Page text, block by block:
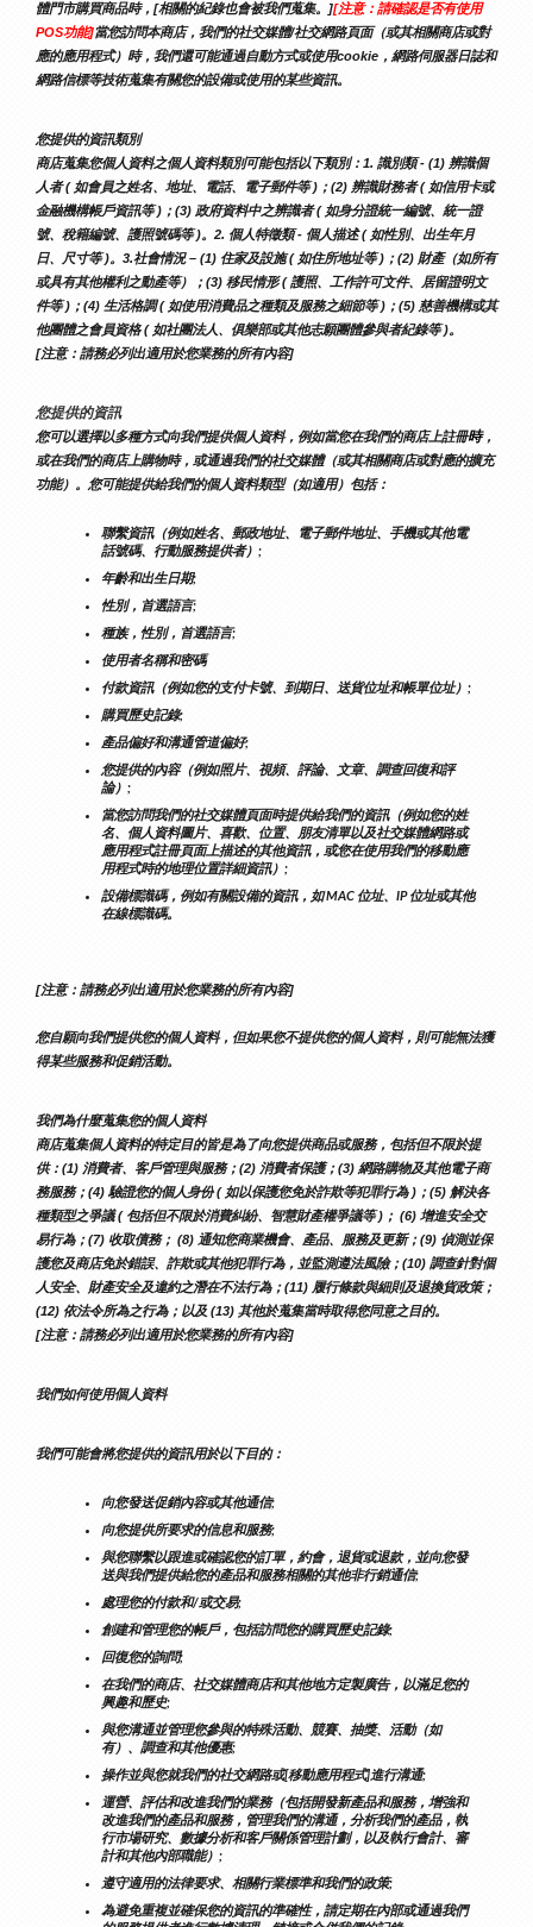
體門市購買商品時，[相關的紀錄也會被我們蒐集。][注意：請確認是否有使用
POS功能]當您訪問本商店，我們的社交媒體/社交網路頁面（或其相關商店或對
應的應用程式）時，我們還可能通過自動方式或使用cookie，網路伺服器日誌和
網路信標等技術蒐集有關您的設備或使用的某些資訊。
您提供的資訊類別
商店蒐集您個人資料之個人資料類別可能包括以下類別：1. 識別類 - (1) 辨識個
人者 ( 如會員之姓名、地址、電話、電子郵件等 )；(2) 辨識財務者 ( 如信用卡或
金融機構帳戶資訊等 )；(3) 政府資料中之辨識者 ( 如身分證統一編號、統一證
號、稅籍編號、護照號碼等 )。2. 個人特徵類 - 個人描述 ( 如性別、出生年月
日、尺寸等 )。3.社會情況 – (1) 住家及設施 ( 如住所地址等 )；(2) 財產（如所有
或具有其他權利之動產等）；(3) 移民情形 ( 護照、工作許可文件、居留證明文
件等 )；(4) 生活格調 ( 如使用消費品之種類及服務之細節等 )；(5) 慈善機構或其
他團體之會員資格 ( 如社團法人、俱樂部或其他志願團體參與者紀錄等 )。
[注意：請務必列出適用於您業務的所有內容]
您提供的資訊
您可以選擇以多種方式向我們提供個人資料，例如當您在我們的商店上註冊時，
或在我們的商店上購物時，或通過我們的社交媒體（或其相關商店或對應的擴充
功能）。您可能提供給我們的個人資料類型（如適用）包括：
聯繫資訊（例如姓名、郵政地址、電子郵件地址、手機或其他電
話號碼、行動服務提供者）;
年齡和出生日期;
性別，首選語言;
種族，性別，首選語言;
使用者名稱和密碼
付款資訊（例如您的支付卡號、到期日、送貨位址和帳單位址）;
購買歷史記錄;
產品偏好和溝通管道偏好;
您提供的內容（例如照片、視頻、評論、文章、調查回復和評
論）;
當您訪問我們的社交媒體頁面時提供給我們的資訊（例如您的姓
名、個人資料圖片、喜歡、位置、朋友清單以及社交媒體網路或
應用程式註冊頁面上描述的其他資訊，或您在使用我們的移動應
用程式時的地理位置詳細資訊）;
設備標識碼，例如有關設備的資訊，如 MAC 位址、IP 位址或其他
在線標識碼。
[注意：請務必列出適用於您業務的所有內容]
您自願向我們提供您的個人資料，但如果您不提供您的個人資料，則可能無法獲
得某些服務和促銷活動。
我們為什麼蒐集您的個人資料
商店蒐集個人資料的特定目的皆是為了向您提供商品或服務，包括但不限於提
供：(1) 消費者、客戶管理與服務；(2) 消費者保護；(3) 網路購物及其他電子商
務服務；(4) 驗證您的個人身份 ( 如以保護您免於詐欺等犯罪行為 )；(5) 解決各
種類型之爭議 ( 包括但不限於消費糾紛、智慧財產權爭議等 )； (6) 增進安全交
易行為；(7) 收取債務； (8) 通知您商業機會、產品、服務及更新；(9) 偵測並保
護您及商店免於錯誤、詐欺或其他犯罪行為，並監測遵法風險；(10) 調查針對個
人安全、財產安全及違約之潛在不法行為；(11) 履行條款與細則及退換貨政策；
(12) 依法令所為之行為；以及 (13) 其他於蒐集當時取得您同意之目的。
[注意：請務必列出適用於您業務的所有內容]
我們如何使用個人資料
我們可能會將您提供的資訊用於以下目的：
向您發送促銷內容或其他通信;
向您提供所要求的信息和服務;
與您聯繫以跟進或確認您的訂單，約會，退貨或退款，並向您發
送與我們提供給您的產品和服務相關的其他非行銷通信;
處理您的付款和/或交易;
創建和管理您的帳戶，包括訪問您的購買歷史記錄;
回復您的詢問;
在我們的商店、社交媒體商店和其他地方定製廣告，以滿足您的
興趣和歷史;
與您溝通並管理您參與的特殊活動、競賽、抽獎、活動（如
有）、調查和其他優惠;
操作並與您就我們的社交網路或[移動應用程式]進行溝通;
運營、評估和改進我們的業務（包括開發新產品和服務，增強和
改進我們的產品和服務，管理我們的溝通，分析我們的產品，執
行市場研究、數據分析和客戶關係管理計劃，以及執行會計、審
計和其他內部職能）;
遵守適用的法律要求、相關行業標準和我們的政策;
為避免重複並確保您的資訊的準確性，請定期在內部或通過我們